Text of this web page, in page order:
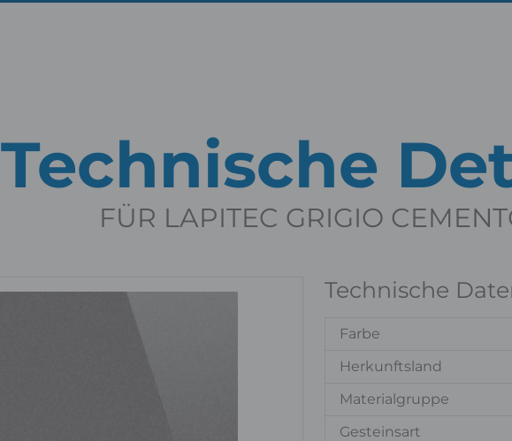
Technische
FÜR LAPITEC GRIGIO
Technische
Farbe
Herkunftsland
Materialgruppe
Gesteinsart